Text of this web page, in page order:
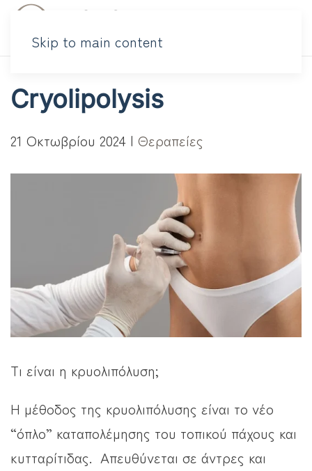
Skip to main content
Cryolipolysis
21 Οκτωβρίου 2024 | Θεραπείες
Τι είναι η κρυολιπόλυση;
Η μέθοδος της κρυολιπόλυσης είναι το νέο
“όπλο” καταπολέμησης του τοπικού πάχους και
κυτταρίτιδας. Απευθύνεται σε άντρες και